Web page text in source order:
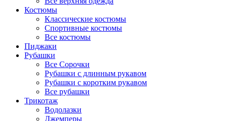
Костюмы
Классические костюмы
Спортивные костюмы
Все костюмы
Пиджаки
Рубашки
Все Сорочки
Рубашки с длинным рукавом
Рубашки с коротким рукавом
Все рубашки
Трикотаж
Водолазки
Джемперы